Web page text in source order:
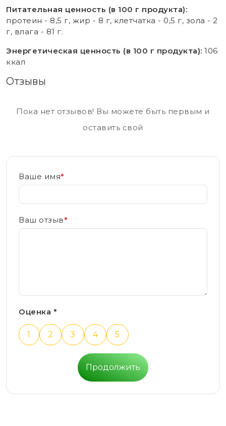
Питательная ценность (в 100 г продукта):
протеин - 8,5 г, жир - 8 г, клетчатка - 0,5 г, зола - 2
г, влага - 81 г.
Энергетическая ценность (в 100 г продукта): 106
ккал
Отзывы
Пока нет отзывов! Вы можете быть первым и
оставить свой
Ваше имя*
Ваш отзыв*
Оценка *
1 2 3 4 5
Продолжить